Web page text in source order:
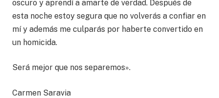
oscuro y aprendí a amarte de verdad. Después de
esta noche estoy segura que no volverás a confiar en
mí y además me culparás por haberte convertido en
un homicida.
Será mejor que nos separemos».
Carmen Saravia